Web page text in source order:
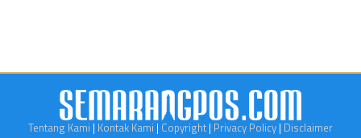
Tentang Kami | Kontak Kami | Copyright | Privacy Policy | Disclaimer